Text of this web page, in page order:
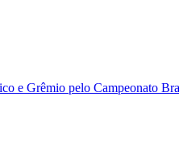
e Grêmio pelo Campeonato